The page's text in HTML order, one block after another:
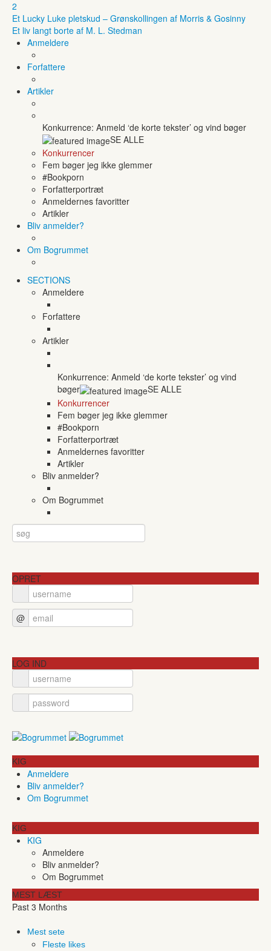
2
Et Lucky Luke pletskud – Grønskollingen af Morris & Gosinny
Et liv langt borte af M. L. Stedman
Anmeldere
Forfattere
Artikler
Konkurrence: Anmeld ‘de korte tekster’ og vind bøger
SE ALLE
Konkurrencer
Fem bøger jeg ikke glemmer
#Bookporn
Forfatterportræt
Anmeldernes favoritter
Artikler
Bliv anmelder?
Om Bogrummet
SECTIONS
Anmeldere
Forfattere
Artikler
Konkurrence: Anmeld ‘de korte tekster’ og vind
bøger
SE ALLE
Konkurrencer
Fem bøger jeg ikke glemmer
#Bookporn
Forfatterportræt
Anmeldernes favoritter
Artikler
Bliv anmelder?
Om Bogrummet
OPRET
@
LOG IND
KIG
Anmeldere
Bliv anmelder?
Om Bogrummet
KIG
KIG
Anmeldere
Bliv anmelder?
Om Bogrummet
MEST LÆST
Past 3 Months
Mest sete
Fleste likes